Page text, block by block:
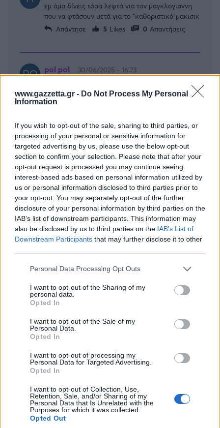
www.gazzetta.gr - Do Not Process My Personal
Information
If you wish to opt-out of the sale, sharing to third parties, or
processing of your personal or sensitive information for
targeted advertising by us, please use the below opt-out
section to confirm your selection. Please note that after your
opt-out request is processed you may continue seeing
interest-based ads based on personal information utilized by
us or personal information disclosed to third parties prior to
your opt-out. You may separately opt-out of the further
disclosure of your personal information by third parties on the
IAB’s list of downstream participants. This information may
also be disclosed by us to third parties on the IAB’s List of
Downstream Participants that may further disclose it to other
Please note that this website/app uses one or more Google
not limited to your visit or usage behaviour. You may click to
grant or deny consent to Google and its third-party tags to
use your data for below specified purposes in below Google
consent section.
Personal Data Processing Opt Outs
I want to opt-out of the Sharing of my
personal data.
Opted In
I want to opt-out of the Sale of my
Personal Data.
Opted In
I want to opt-out of processing my
Personal Data for Targeted Advertising.
Opted In
I want to opt-out of Collection, Use,
Retention, Sale, and/or Sharing of my
Personal Data that Is Unrelated with the
Purposes for which it was collected.
Opted Out
εμ άμα δίνεις τόσα λεφτά για τον μαγκλογιαννη
που να φτάσουν μετά για το "καθοριστικό"μακισικ
Απάντησε
5 Likes 0 Απαντήσεις
pol pol
30/06/2025 - 16:23
15χρονο το παίζει ειδικός για όλα.
Απάντησε
krazy
pol pol
30/06/2025 - 17:25
Πραγματικά κάποτε υπήρχε ωραίος διάλογος
εδώ μέσα
Απάντησε
4 Likes 1 Απαντήσεις
Christopher K
krazy
Για αυτό και εγώ πολλές φορές έχω κάνει
ερώτηση με ποια λογική περνάνε κάποια
σχόλιο μου, αλλά λέμε τώρα...
Απάντησε
1 Likes 0